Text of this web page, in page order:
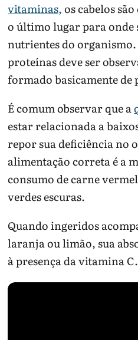
vitaminas,os cabelos
o último lugar para onde
nutrientes do
proteínas deve ser
formado basicamente
É comum observar que a
estar relacionada a
repor sua deficiência no
alimentação correta é a
consumo de carne
verdes escuras.
Quando ingeridos
laranja ou limão, sua
à presença da vitamina C.